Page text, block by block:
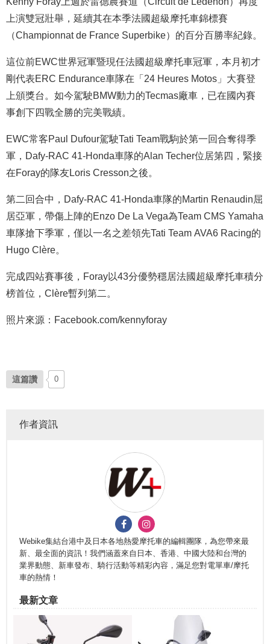
上演雙冠壯舉，延續其在本季法國超級摩托車錦標賽
（Championnat de France Superbike）的百分百勝率紀錄。
這位前EWC世界冠軍暨現任法國超級摩托車冠軍，本月初才
剛代表ERC Endurance車隊在「24 Heures Motos」大賽登
上頒獎台。如今駕駛BMW動力的Tecmas廠車，已在國內賽
事創下四戰全勝的完美戰績。
EWC常客Paul Dufour駕駛Tati Team戰駒於第一回合奪得季
軍，Dafy-RAC 41-Honda車隊的Alan Techer位居第四，緊接
在Foray的隊友Loris Cresson之後。
第二回合中，Dafy-RAC 41-Honda車隊的Martin Renaudin屈
居亞軍，帶傷上陣的Enzo De La Vega為Team CMS Yamaha
車隊搶下季軍，僅以一名之差領先Tati Team AVA6 Racing的
Hugo Clère。
完成四站賽事後，Foray以43分優勢穩居法國超級摩托車積分
榜首位，Clère暫列第二。
照片來源：Facebook.com/kennyforay
這篇讚 0
作者資訊
Webike集結台港中及日本各地熱愛摩托車的編輯團隊，為您帶來最
新、最全面的資訊！我們涵蓋來自日本、香港、中國大陸和台灣的
業界動態、新車發布、騎行活動等精彩內容，滿足您對電單車/摩托
車的熱情！
最新文章